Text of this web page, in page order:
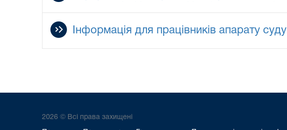
Інформація для працівників апарату суду
2026 © Всі права захищені